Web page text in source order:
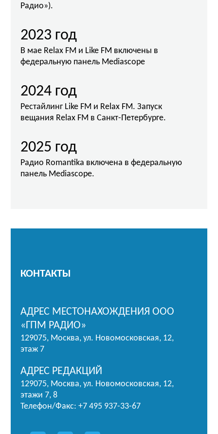
Радио»).
2023 год
В мае Relax FM и Like FM включены в
федеральную панель Mediascope
2024 год
Рестайлинг Like FM и Relax FM. Запуск
вещания Relax FM в Санкт-Петербурге.
2025 год
Радио Romantika включена в федеральную
панель Mediascope.
КОНТАКТЫ
АДРЕС МЕСТОНАХОЖДЕНИЯ ООО
«ГПМ РАДИО»
129075, Москва, ул. Новомосковская, 12,
этаж 7
АДРЕС РЕДАКЦИЙ
129075, Москва, ул. Новомосковская, 12,
этажи 7, 8
Телефон/Факс: +7 495 937-33-67